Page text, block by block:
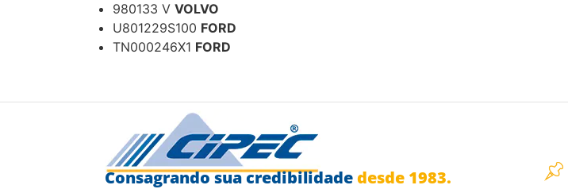
980133 V VOLVO
U801229S100 FORD
TN000246X1 FORD
Consagrando sua credibilidadedesde 1983.